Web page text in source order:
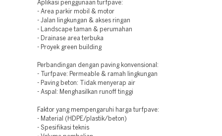
Aplikasi penggunaan turfpave:
- Area parkir mobil & motor
- Jalan lingkungan & akses ringan
- Landscape taman & perumahan
- Drainase area terbuka
- Proyek green building
Perbandingan dengan paving konvensional:
- Turfpave: Permeable & ramah lingkungan
- Paving beton: Tidak menyerap air
- Aspal: Menghasilkan runoff tinggi
Faktor yang mempengaruhi harga turfpave:
- Material (HDPE/plastik/beton)
- Spesifikasi teknis